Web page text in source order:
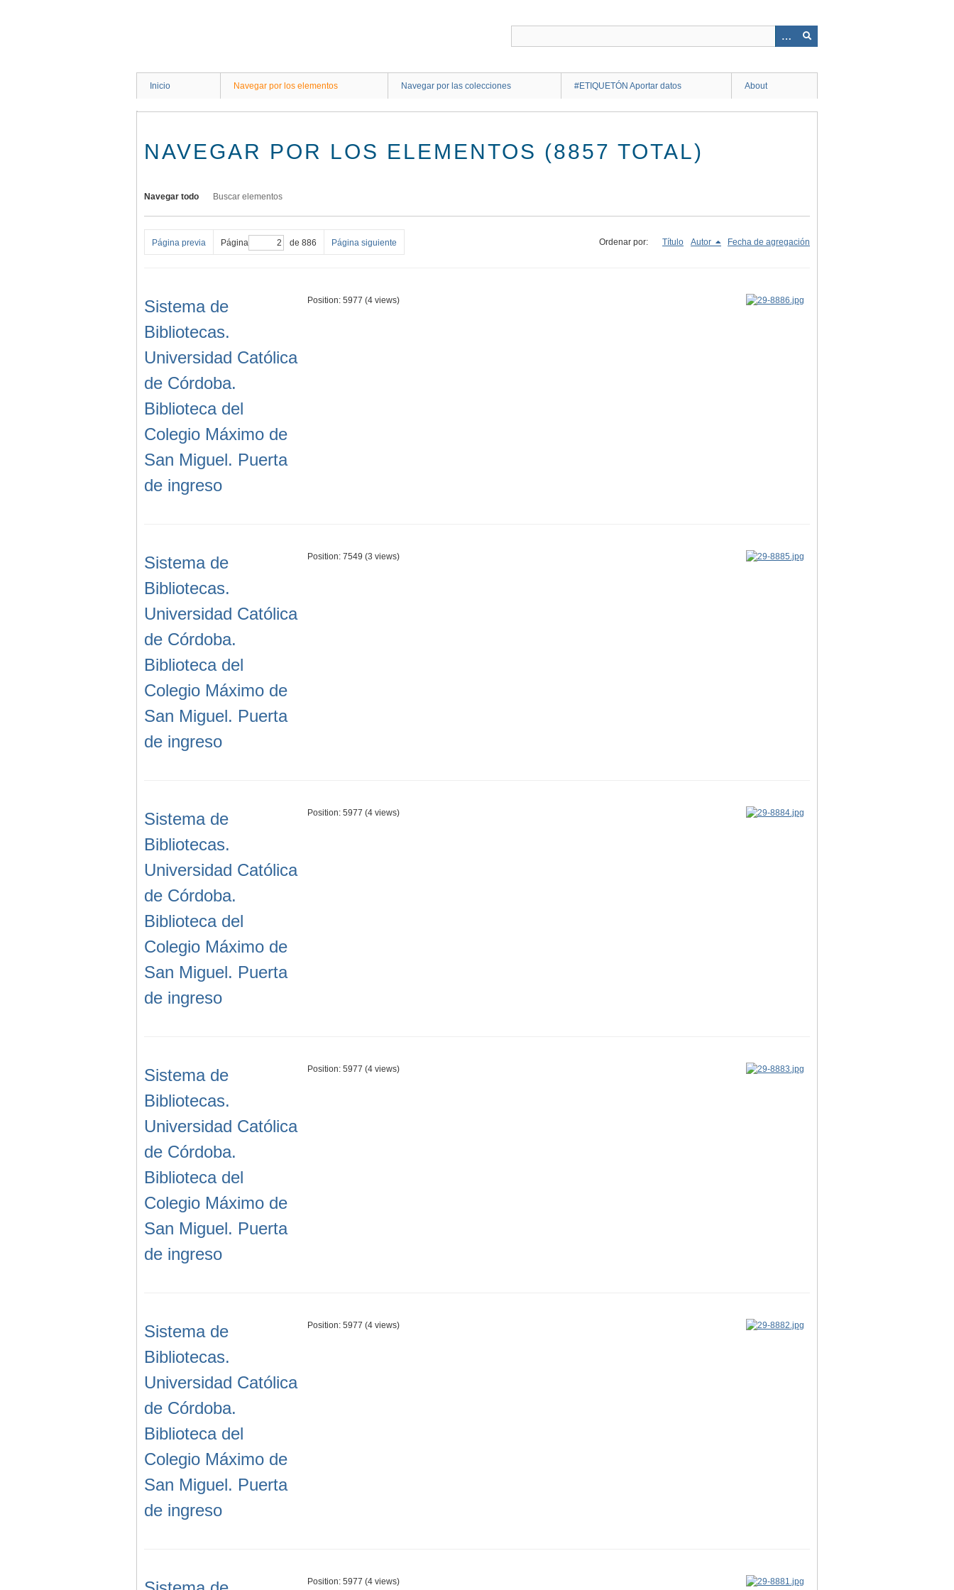
Inicio Navegar por los elementos Navegar por las colecciones #ETIQUETÓN Aportar datos About
NAVEGAR POR LOS ELEMENTOS (8857 TOTAL)
Navegar todo Buscar elementos
Página previa Página de 886 Página siguiente Ordenar por: Título Autor Fecha de agregación
Sistema de
Bibliotecas.
Universidad Católica
de Córdoba.
Biblioteca del
Colegio Máximo de
San Miguel. Puerta
de ingreso
Position: 5977 (4 views)
Sistema de
Bibliotecas.
Universidad Católica
de Córdoba.
Biblioteca del
Colegio Máximo de
San Miguel. Puerta
de ingreso
Position: 7549 (3 views)
Sistema de
Bibliotecas.
Universidad Católica
de Córdoba.
Biblioteca del
Colegio Máximo de
San Miguel. Puerta
de ingreso
Position: 5977 (4 views)
Sistema de
Bibliotecas.
Universidad Católica
de Córdoba.
Biblioteca del
Colegio Máximo de
San Miguel. Puerta
de ingreso
Position: 5977 (4 views)
Sistema de
Bibliotecas.
Universidad Católica
de Córdoba.
Biblioteca del
Colegio Máximo de
San Miguel. Puerta
de ingreso
Position: 5977 (4 views)
Position: 5977 (4 views)